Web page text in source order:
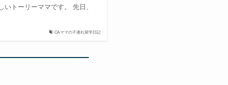
CAママの子連れ留学日記
トーリーママです。 先日、